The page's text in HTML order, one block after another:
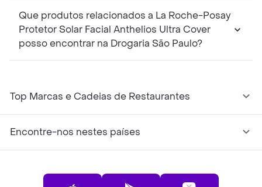
Que produtos relacionados a La Roche-Posay
Protetor Solar Facial Anthelios Ultra Cover
posso encontrar na Drogaria São Paulo?
Top Marcas e Cadeias de Restaurantes
Encontre-nos nestes países